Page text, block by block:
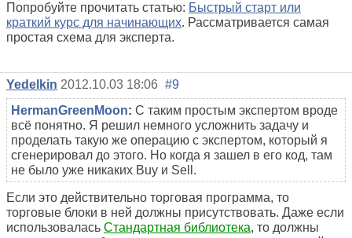
Попробуйте прочитать статью: Быстрый старт или
краткий курс для начинающих. Рассматривается самая
простая схема для эксперта.
Yedelkin 2012.10.03 18:06 #9
HermanGreenMoon: С таким простым экспертом вроде
всё понятно. Я решил немного усложнить задачу и
проделать такую же операцию с экспертом, который я
сгенерировал до этого. Но когда я зашел в его код, там
не было уже никаких Buy и Sell.
Если это действительно торговая программа, то
торговые блоки в ней должны присутствовать. Даже если
использовалась Стандартная библиотека, то должны